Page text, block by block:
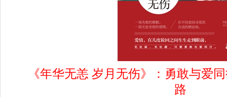
《年华无恙 岁月无伤》：勇敢与爱
路